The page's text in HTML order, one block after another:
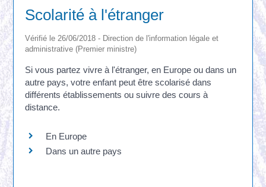
Scolarité à l'étranger
Vérifié le 26/06/2018 - Direction de l'information légale et
administrative (Premier ministre)
Si vous partez vivre à l'étranger, en Europe ou dans un
autre pays, votre enfant peut être scolarisé dans
différents établissements ou suivre des cours à
distance.
En Europe
Dans un autre pays